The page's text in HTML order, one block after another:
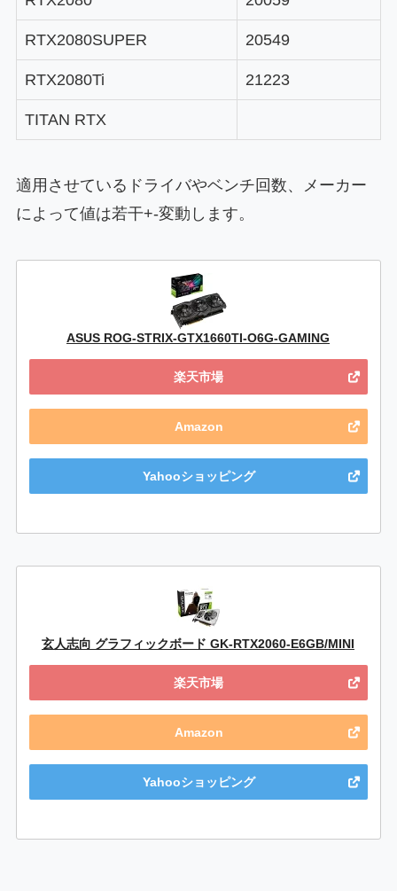
RTX2080SUPER 20549
RTX2080Ti 21223
TITAN RTX
適用させているドライバやベンチ回数、メーカー
によって値は若干+-変動します。
ASUS ROG-STRIX-GTX1660TI-O6G-GAMING
楽天市場
Amazon
Yahooショッピング
玄人志向 グラフィックボード GK-RTX2060-E6GB/MINI
楽天市場
Amazon
Yahooショッピング